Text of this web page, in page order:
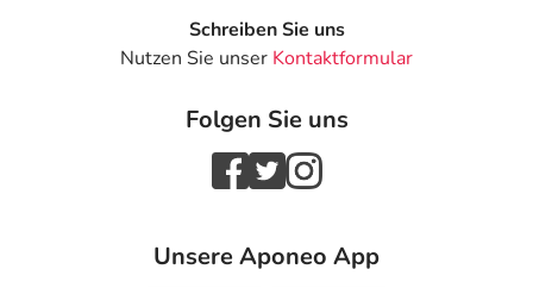
Schreiben Sie uns
Nutzen Sie unser Kontaktformular
Folgen Sie uns
Unsere Aponeo App